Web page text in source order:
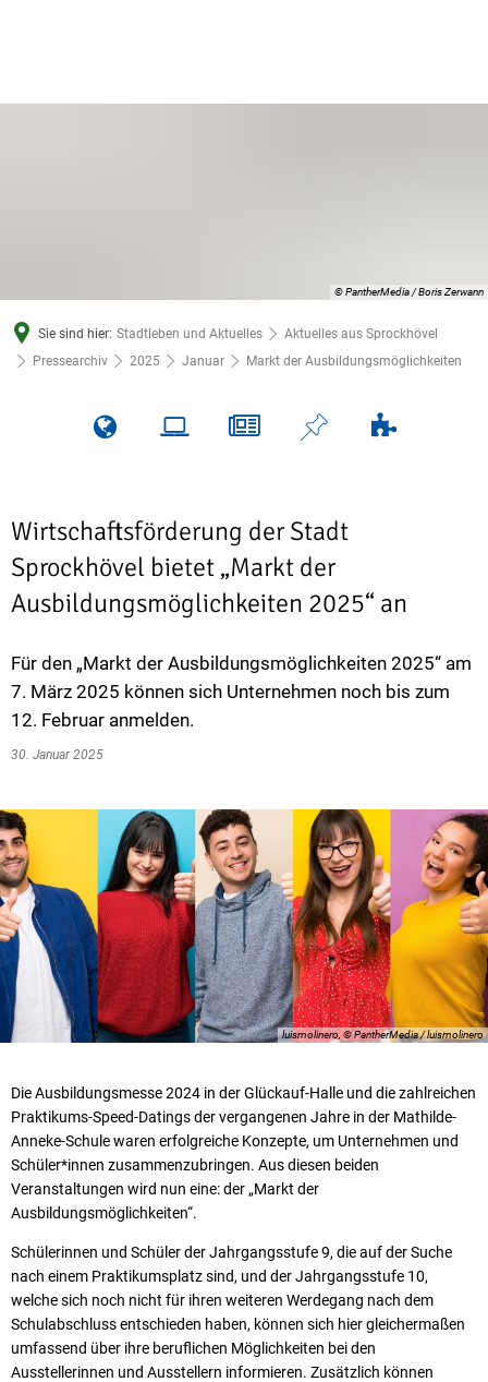
© PantherMedia / Boris Zerwann
Sie sind hier: Stadtleben und Aktuelles
Aktuelles aus Sprockhövel
Pressearchiv
2025 Januar Markt der Ausbildungsmöglichkeiten
Wirtschaftsförderung der Stadt
Sprockhövel bietet „Markt der
Ausbildungsmöglichkeiten 2025“ an
Für den „Markt der Ausbildungsmöglichkeiten 2025“ am
7. März 2025 können sich Unternehmen noch bis zum
12. Februar anmelden.
30. Januar 2025
luismolinero, © PantherMedia / luismolinero
Die Ausbildungsmesse 2024 in der Glückauf-Halle und die zahlreichen
Praktikums-Speed-Datings der vergangenen Jahre in der Mathilde-
Anneke-Schule waren erfolgreiche Konzepte, um Unternehmen und
Schüler*innen zusammenzubringen. Aus diesen beiden
Veranstaltungen wird nun eine: der „Markt der
Ausbildungsmöglichkeiten“.
Schülerinnen und Schüler der Jahrgangsstufe 9, die auf der Suche
nach einem Praktikumsplatz sind, und der Jahrgangsstufe 10,
welche sich noch nicht für ihren weiteren Werdegang nach dem
Schulabschluss entschieden haben, können sich hier gleichermaßen
umfassend über ihre beruflichen Möglichkeiten bei den
Ausstellerinnen und Ausstellern informieren. Zusätzlich können